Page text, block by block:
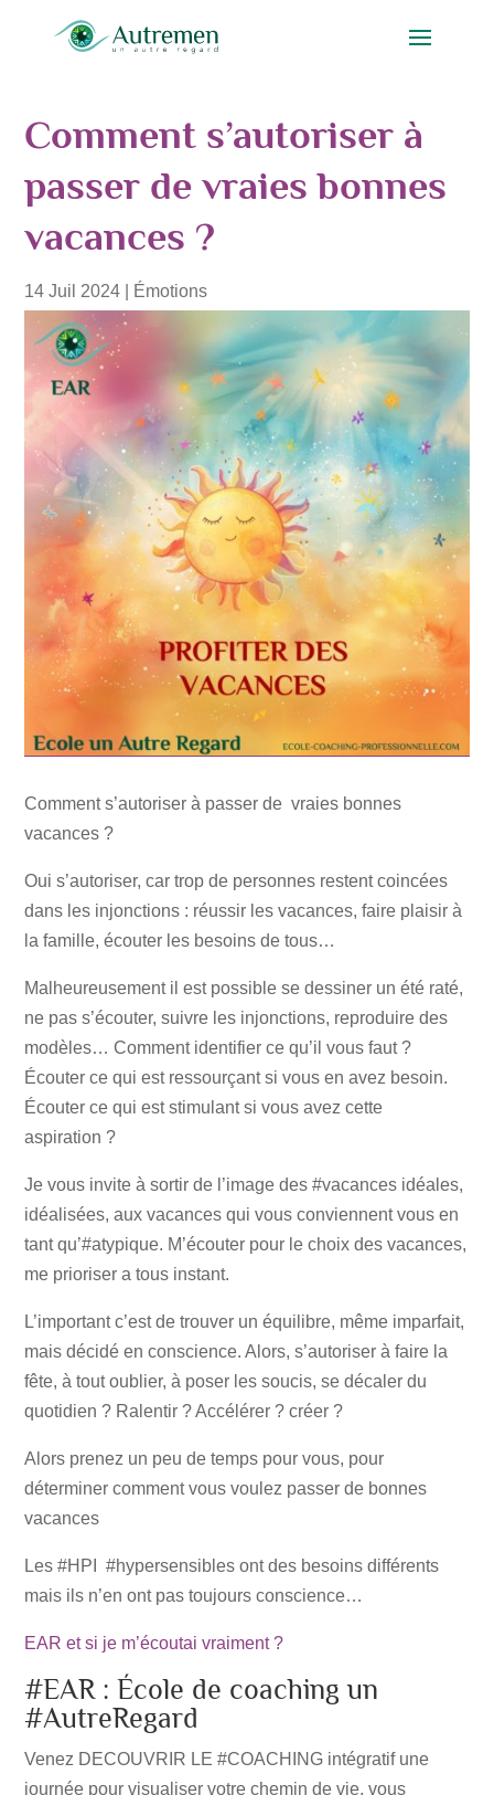
Comment s’autoriser à
passer de vraies bonnes
vacances ?
14 Juil 2024 Émotions
Comment s’autoriser à passer de vraies bonnes
vacances ?
Oui s’autoriser, car trop de personnes restent coincées
dans les injonctions : réussir les vacances, faire plaisir à
la famille, écouter les besoins de tous…
Malheureusement il est possible se dessiner un été raté,
ne pas s’écouter, suivre les injonctions, reproduire des
modèles… Comment identifier ce qu’il vous faut ?
Écouter ce qui est ressourçant si vous en avez besoin.
Écouter ce qui est stimulant si vous avez cette
aspiration ?
Je vous invite à sortir de l’image des #vacances idéales,
idéalisées, aux vacances qui vous conviennent vous en
tant qu’#atypique. M’écouter pour le choix des vacances,
me prioriser a tous instant.
L’important c’est de trouver un équilibre, même imparfait,
mais décidé en conscience. Alors, s’autoriser à faire la
fête, à tout oublier, à poser les soucis, se décaler du
quotidien ? Ralentir ? Accélérer ? créer ?
Alors prenez un peu de temps pour vous, pour
déterminer comment vous voulez passer de bonnes
vacances
Les #HPI #hypersensibles ont des besoins différents
mais ils n’en ont pas toujours conscience…
EAR et si je m’écoutai vraiment ?
#EAR : École de coaching un
#AutreRegard
Venez DECOUVRIR LE #COACHING intégratif une
journée pour visualiser votre chemin de vie, vous